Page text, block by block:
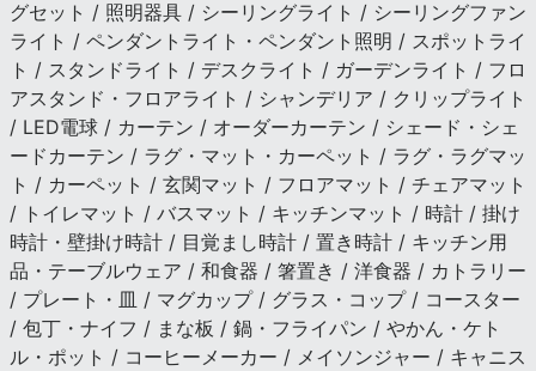
グセット / 照明器具 / シーリングライト / シーリングファン
ライト / ペンダントライト・ペンダント照明 / スポットライ
ト / スタンドライト / デスクライト / ガーデンライト / フロ
アスタンド・フロアライト / シャンデリア / クリップライト
/ LED電球 / カーテン / オーダーカーテン / シェード・シェ
ードカーテン / ラグ・マット・カーペット / ラグ・ラグマッ
ト / カーペット / 玄関マット / フロアマット / チェアマット
/ トイレマット / バスマット / キッチンマット / 時計 / 掛け
時計・壁掛け時計 / 目覚まし時計 / 置き時計 / キッチン用
品・テーブルウェア / 和食器 / 箸置き / 洋食器 / カトラリー
/ プレート・皿 / マグカップ / グラス・コップ / コースター
/ 包丁・ナイフ / まな板 / 鍋・フライパン / やかん・ケト
ル・ポット / コーヒーメーカー / メイソンジャー / キャニス